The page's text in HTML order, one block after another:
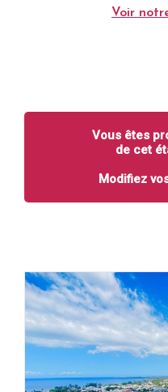
Voir
Vous êtes
de cet
Modifiez